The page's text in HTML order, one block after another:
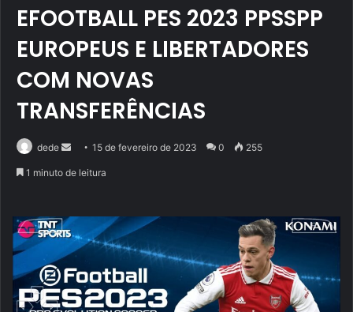
EFOOTBALL PES 2023 PPSSPP
EUROPEUS E LIBERTADORES
COM NOVAS
TRANSFERÊNCIAS
dede
Mande15 de fevereiro de 2023 0 255
1 minuto de leitura